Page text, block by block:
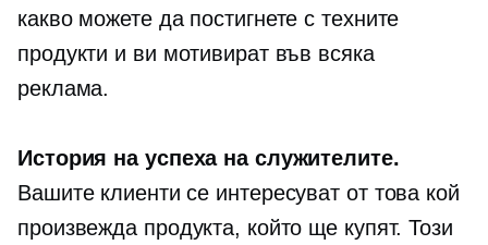
какво можете да постигнете с техните
продукти и ви мотивират във всяка
реклама.
История на успеха на служителите.
Вашите клиенти се интересуват от това кой
произвежда продукта, който ще купят. Този